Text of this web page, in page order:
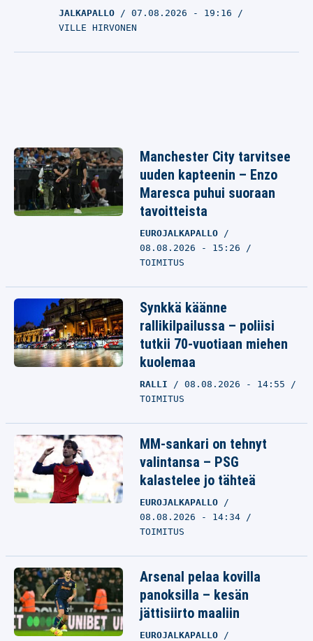
JALKAPALLO 07.08.2026 - 19:16
VILLE HIRVONEN
Manchester City tarvitsee
uuden kapteenin – Enzo
Maresca puhui suoraan
tavoitteista
EUROJALKAPALLO
08.08.2026 - 15:26
TOIMITUS
Synkkä käänne
rallikilpailussa – poliisi
tutkii 70-vuotiaan miehen
kuolemaa
RALLI
08.08.2026 - 14:55
TOIMITUS
MM-sankari on tehnyt
valintansa – PSG
kalastelee jo tähteä
EUROJALKAPALLO
08.08.2026 - 14:34
TOIMITUS
Arsenal pelaa kovilla
panoksilla – kesän
jättisiirto maaliin
EUROJALKAPALLO